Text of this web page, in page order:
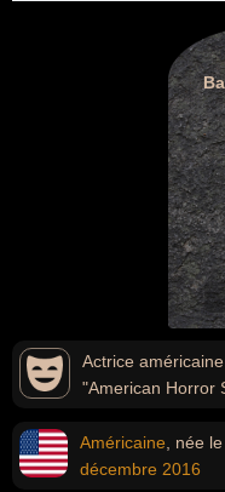
Actrice
"American Horror
Américaine , née le
décembre 2016